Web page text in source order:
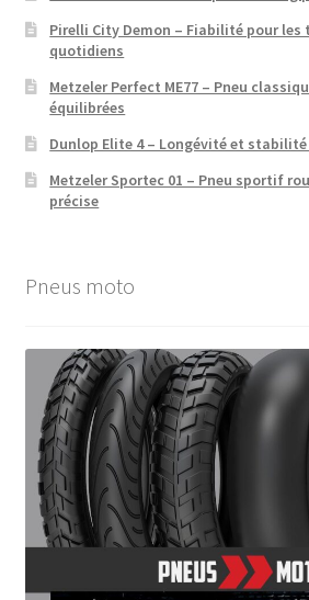
Pirelli City Demon – Fiabilité pour
quotidiens
Metzeler Perfect ME77 – Pneu
équilibrées
Dunlop Elite 4 – Longévité et
Metzeler Sportec 01 – Pneu sportif
précise
Pneus moto